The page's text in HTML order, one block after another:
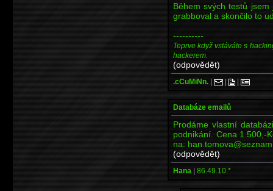
Během svých testů
grabboval a skončilo to
----------
Teprve když vstáváte s
hackerem.
(odpovědět)
.cCuMiNn. | | |
Databáze emailů
Prodáme vlastní
podnikání. Cena 1.500,-
na:
(odpovědět)
Hana | 86.49.10.*